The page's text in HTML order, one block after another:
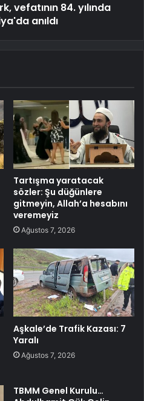
vefatının 84. yılında
anıldı
Tartışma yaratacak
sözler: Şu düğünlere
gitmeyin, Allah’a hesabını
veremeyiz
Ağustos 7, 2026
Aşkale’de Trafik Kazası: 7
Yaralı
Ağustos 7, 2026
TBMM Genel Kurulu…